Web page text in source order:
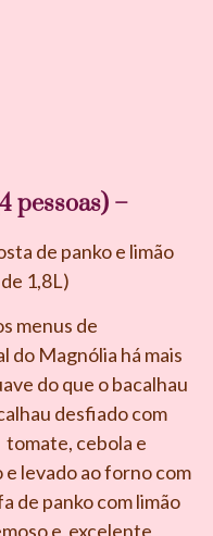
pessoas) –
de panko e limão
1,8L)
menus de
do Magnólia há mais
do que o bacalhau
desfiado com
cebola e
levado ao forno com
de panko com limão
e excelente